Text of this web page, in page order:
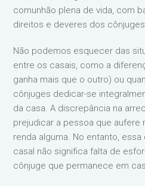
comunhão plena de vida, com
direitos e deveres dos
Não podemos esquecer das
entre os casais, como a
ganha mais que o outro) ou
cônjuges dedicar-se
da casa. A discrepância na
prejudicar a pessoa que aufere
renda alguma. No entanto,
casal não significa falta de
cônjuge que permanece em